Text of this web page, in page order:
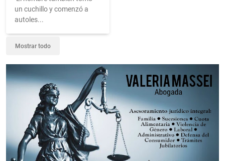
un cuchillo y comenzó a
autoles...
Mostrar todo